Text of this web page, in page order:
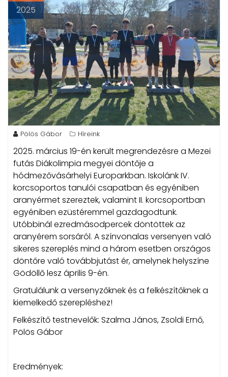
2025
Pölös Gábor Híreink
2025. március 19-én került megrendezésre a Mezei
futás Diákolimpia megyei döntője a
hódmezővásárhelyi Europarkban. Iskolánk IV.
korcsoportos tanulói csapatban és egyéniben
aranyérmet szereztek, valamint II. korcsoportban
egyéniben ezüstéremmel gazdagodtunk.
Utóbbinál ezredmásodpercek döntöttek az
aranyérem sorsáról. A színvonalas versenyen való
sikeres szereplés mind a három esetben országos
döntőre való továbbjutást ér, amelynek helyszíne
Gödöllő lesz április 9-én.
Gratulálunk a versenyzőknek és a felkészítőknek a
kiemelkedő szerepléshez!
Felkészítő testnevelők: Szalma János, Zsoldi Ernő,
Pölös Gábor
Eredmények: